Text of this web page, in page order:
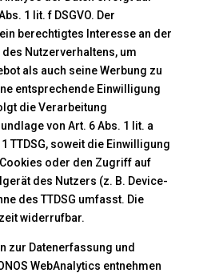
1 lit. f DSGVO. Der
berechtigtes Interesse an der
Nutzerverhaltens, um
als auch seine Werbung zu
entsprechende Einwilligung
die Verarbeitung
von Art. 6 Abs. 1 lit. a
1 TTDSG, soweit die Einwilligung
oder den Zugriff auf
des Nutzers (z. B. Device-
des TTDSG umfasst. Die
widerrufbar.
zur Datenerfassung und
WebAnalytics entnehmen